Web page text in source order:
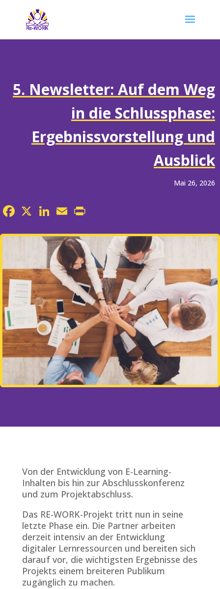
5. Newsletter: Auf dem Weg
in die Schlussphase:
Ergebnissvorstellung und
Ausblick
Mai 26, 2026
Facebook LinkedInEmail
Von der Entwicklung von E-Learning-
Inhalten bis hin zur Abschlusskonferenz
und zum Projektabschluss.
Das RE-WORK-Projekt tritt nun in seine
letzte Phase ein. Die Partner arbeiten
derzeit intensiv an der Entwicklung
digitaler Lernressourcen und bereiten sich
darauf vor, die wichtigsten Ergebnisse des
Projekts einem breiteren Publikum
zugänglich zu machen.